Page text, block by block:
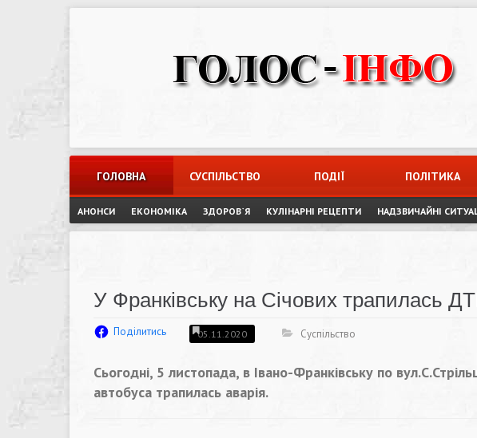
ГОЛОВНА СУСПІЛЬСТВО ПОДІЇ ПОЛІТИКА
АНОНСИ ЕКОНОМІКА ЗДОРОВ`Я КУЛІНАРНІ РЕЦЕПТИ НАДЗВИЧАЙНІ
У Франківську на Січових трапилась
Поділитись 05.11.2020 Суспільство
Сьогодні, 5 листопада, в Івано-Франківську по
автобуса трапилась аварія.